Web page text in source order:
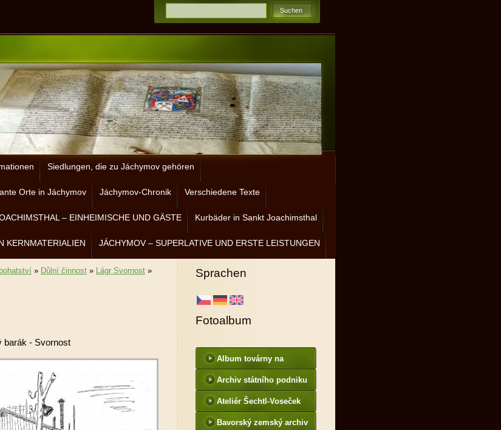
Siedlungen, die zu Jáchymov gehören
Orte in Jáchymov Jáchymov-Chronik Verschiedene Texte
– EINHEIMISCHE UND GÄSTE Kurbäder in Sankt Joachimsthal
KERNMATERIALIEN JÁCHYMOV – SUPERLATIVE UND ERSTE LEISTUNGEN
» Důlní činnost » Lágr Svornost »
barák - Svornost
Sprachen
Fotoalbum
Album továrny na
Archiv státního podniku
Ateliér Šechtl-Voseček
Bavorský zemský archiv